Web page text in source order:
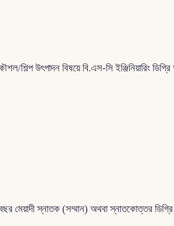
শিল্প উৎপাদন বিষয়ে বি.এস-সি ইঞ্জিনিয়ারিং
মেয়াদী স্নাতক (সম্মান) অথবা স্নাতকোত্তর